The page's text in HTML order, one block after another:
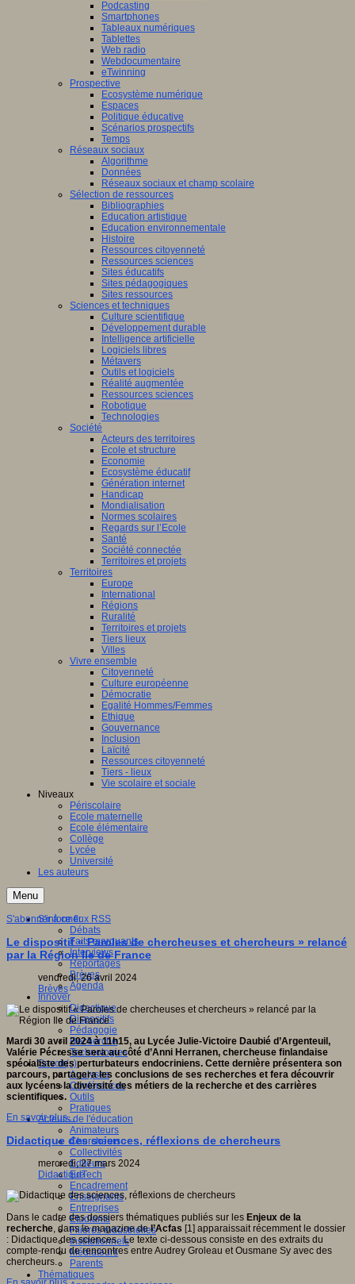
Podcasting
Smartphones
Tableaux numériques
Tablettes
Web radio
Webdocumentaire
eTwinning
Prospective
Ecosystème numérique
Espaces
Politique éducative
Scénarios prospectifs
Temps
Réseaux sociaux
Algorithme
Données
Réseaux sociaux et champ scolaire
Sélection de ressources
Bibliographies
Education artistique
Education environnementale
Histoire
Ressources citoyenneté
Ressources sciences
Sites éducatifs
Sites pédagogiques
Sites ressources
Sciences et techniques
Culture scientifique
Développement durable
Intelligence artificielle
Logiciels libres
Métavers
Outils et logiciels
Réalité augmentée
Ressources sciences
Robotique
Technologies
Société
Acteurs des territoires
Ecole et structure
Economie
Ecosystème éducatif
Génération internet
Handicap
Mondialisation
Normes scolaires
Regards sur l’Ecole
Santé
Société connectée
Territoires et projets
Territoires
Europe
International
Régions
Ruralité
Territoires et projets
Tiers lieux
Villes
Vivre ensemble
Citoyenneté
Culture européenne
Démocratie
Egalité Hommes/Femmes
Ethique
Gouvernance
Inclusion
Laïcité
Ressources citoyenneté
Tiers - lieux
Vie scolaire et sociale
Niveaux
Périscolaire
Ecole maternelle
Ecole élémentaire
Collège
Lycée
Université
Les auteurs
Menu
S'informer
Débats
Faits marquants
Interviews
Reportages
Brèves
Agenda
Innover
Didactique
Dispositifs
Pédagogie
Recherche
Technologies
Savoir(s)
Analyses
Conférences
Outils
Pratiques
Acteurs de l'éducation
Animateurs
Chercheurs
Collectivités
Editeurs
EdTech
Encadrement
Enseignants
Entreprises
Etudiants
Filières industrielles
Institutionnels
Médiateurs
Parents
Thématiques
S'abonner à ce flux RSS
Le dispositif « Paroles de chercheuses et chercheurs » relancé
par la Région Ile de France
vendredi, 26 avril 2024
Brèves
Mardi 30 avril 2024 à 11h15, au Lycée Julie-Victoire Daubié d’Argenteuil,
Valérie Pécresse sera au côté d’Anni Herranen, chercheuse finlandaise
spécialiste des perturbateurs endocriniens. Cette dernière présentera son
parcours, partagera les conclusions de ses recherches et fera découvrir
aux lycéens la diversité des métiers de la recherche et des carrières
scientifiques.
En savoir plus...
Didactique des sciences, réflexions de chercheurs
mercredi, 27 mars 2024
Didactique
Dans le cadre des dossiers thématiques publiés sur les Enjeux de la
recherche, dans le magazine del’Acfas [1] apparaissait récemment le dossier
: Didactique des sciences. Le texte ci-dessous consiste en des extraits du
compte-rendu de rencontres entre Audrey Groleau et Ousmane Sy avec des
chercheurs.